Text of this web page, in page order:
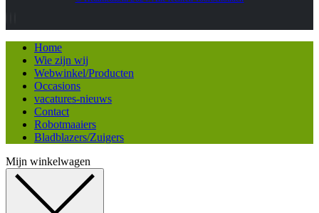
Home
Wie zijn wij
Webwinkel/Producten
Occasions
vacatures-nieuws
Contact
Robotmaaiers
Bladblazers/Zuigers
Mijn winkelwagen